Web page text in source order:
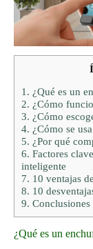
1. ¿Qué es un
2. ¿Cómo
3. ¿Cómo
4. ¿Cómo se
5. ¿Por qué
6. Factores
inteligente
7. 10 ventajas
8. 10
9. Conclusiones
¿Qué es un